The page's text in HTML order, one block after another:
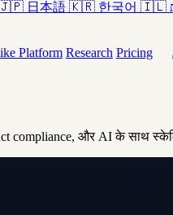
日本語 🇰🇷 한국어 🇮🇱
Platform Research Pricing
और AI के साथ